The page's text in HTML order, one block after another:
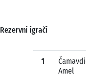
Rezervni igrači
1
Amel